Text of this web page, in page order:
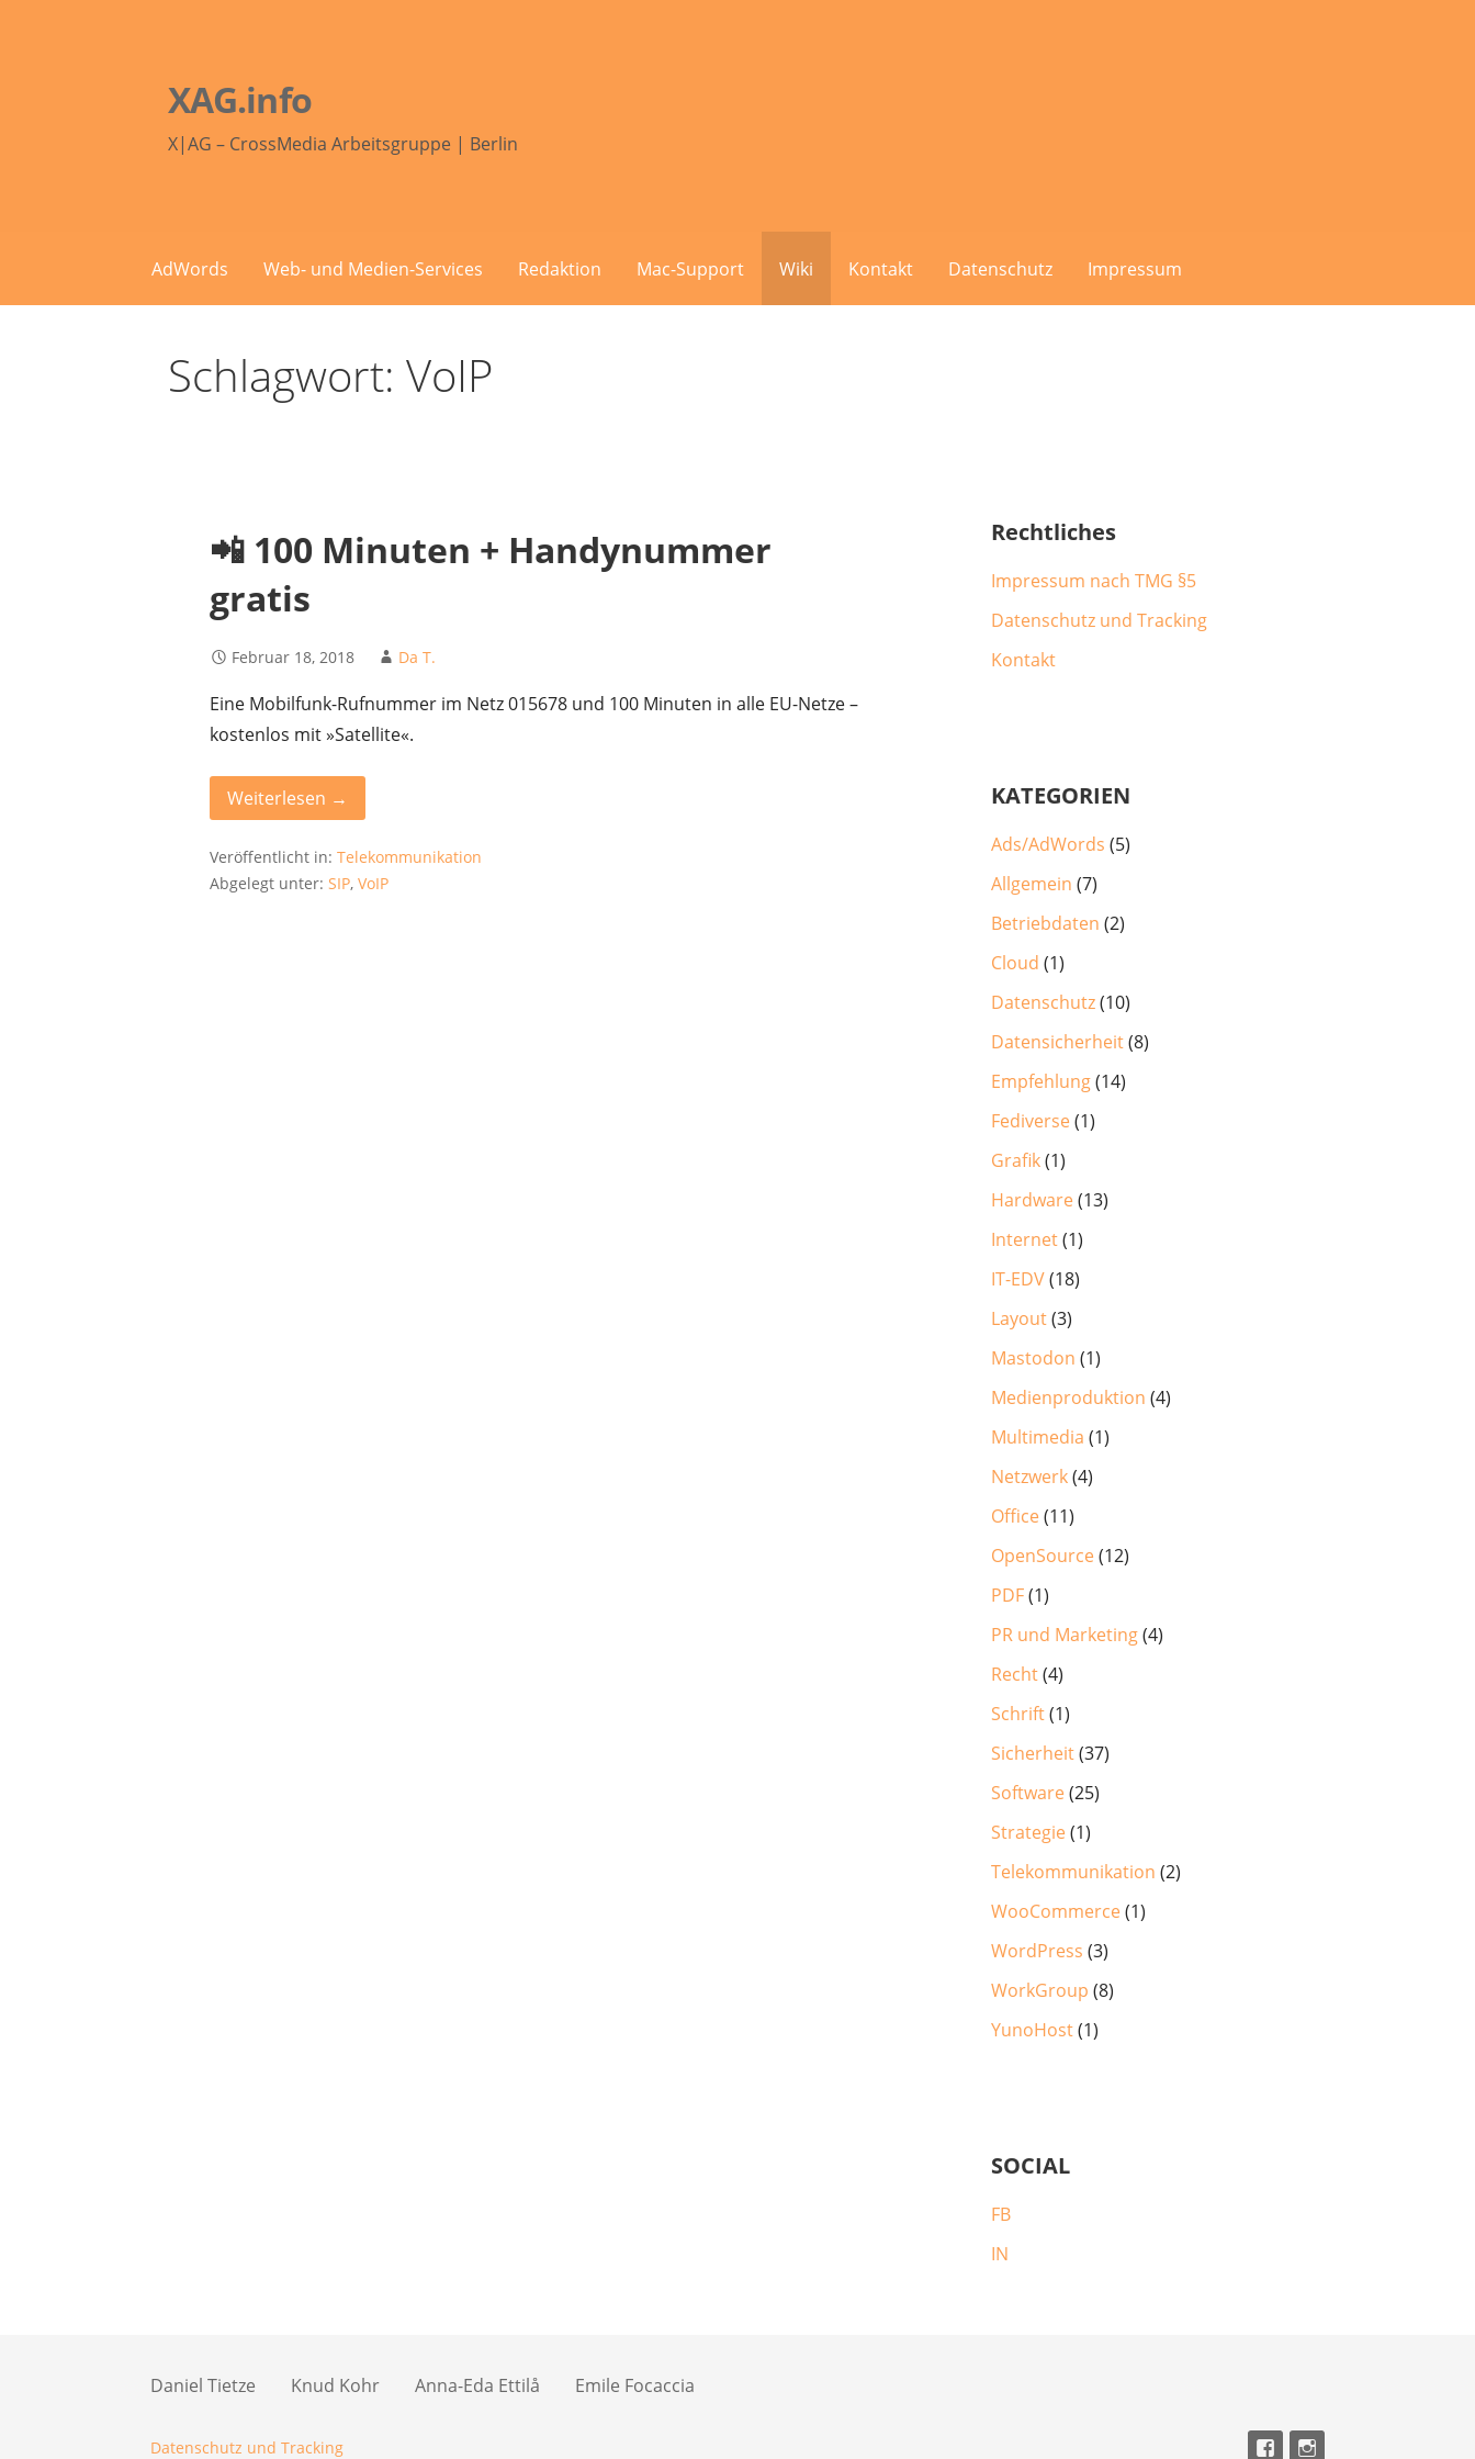
XAG.info
X|AG – CrossMedia Arbeitsgruppe | Berlin
AdWords Web- und Medien-Services Redaktion Mac-Support Wiki Kontakt Datenschutz Impressum
Schlagwort: VoIP
📲 100 Minuten + Handynummer
gratis
Februar 18, 2018 Da T.
Eine Mobilfunk-Rufnummer im Netz 015678 und 100 Minuten in alle EU-Netze –
kostenlos mit »Satellite«.
Weiterlesen →
Veröffentlicht in:Telekommunikation
Abgelegt unter:SIP,VoIP
Rechtliches
Impressum nach TMG §5
Datenschutz und Tracking
Kontakt
KATEGORIEN
Ads/AdWords (5)
Allgemein (7)
Betriebdaten (2)
Cloud (1)
Datenschutz(10)
Datensicherheit(8)
Empfehlung(14)
Fediverse(1)
Grafik(1)
Hardware(13)
Internet(1)
IT-EDV(18)
Layout(3)
Mastodon (1)
Medienproduktion (4)
Multimedia (1)
Netzwerk(4)
Office(11)
OpenSource(12)
PDF(1)
PR und Marketing(4)
Recht(4)
Schrift(1)
Sicherheit(37)
Software(25)
Strategie(1)
Telekommunikation (2)
WooCommerce(1)
WordPress (3)
WorkGroup (8)
YunoHost(1)
SOCIAL
FB
IN
Daniel Tietze Knud Kohr Anna-Eda Ettilå Emile Focaccia
Datenschutz und Tracking